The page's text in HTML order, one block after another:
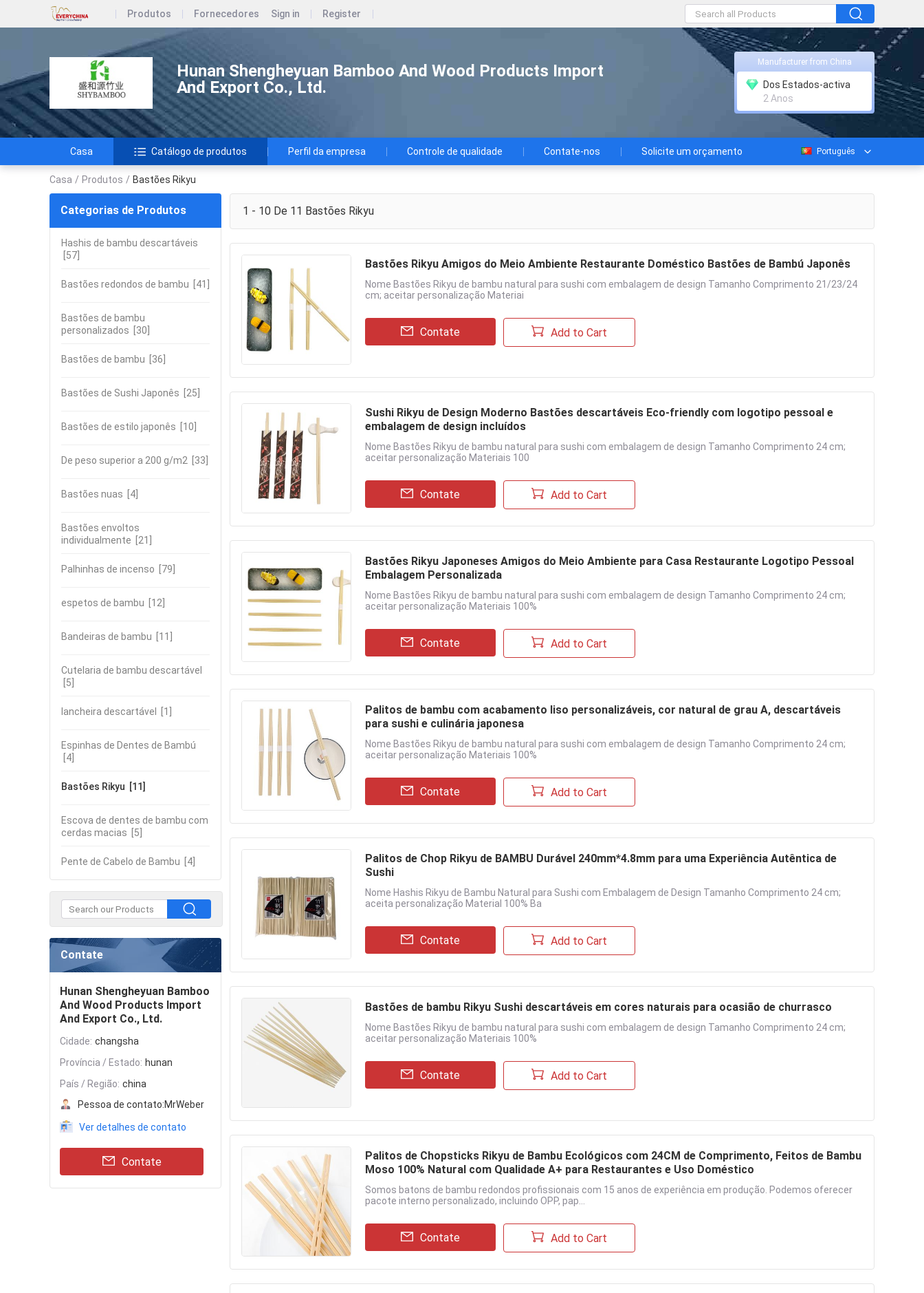
Produtos Fornecedores Sign in Register
Hunan Shengheyuan Bamboo And Wood Products Import
And Export Co., Ltd.
Manufacturer from China
Dos Estados-activa
2 Anos
Casa Catálogo de produtos Perfil da empresa Controle de qualidade Contate-nos Solicite um orçamento Português
Casa / Produtos / Bastões Rikyu
Categorias de Produtos
Hashis de bambu descartáveis
[57]
Bastões redondos de bambu [41]
Bastões de bambu
personalizados [30]
Bastões de bambu [36]
Bastões de Sushi Japonês [25]
Bastões de estilo japonês [10]
De peso superior a 200 g/m2 [33]
Bastões nuas [4]
Bastões envoltos
individualmente [21]
Palhinhas de incenso [79]
espetos de bambu [12]
Bandeiras de bambu [11]
Cutelaria de bambu descartável
[5]
lancheira descartável [1]
Espinhas de Dentes de Bambú
[4]
Bastões Rikyu [11]
Escova de dentes de bambu com
cerdas macias [5]
Pente de Cabelo de Bambu [4]
Contate
Hunan Shengheyuan Bamboo
And Wood Products Import
And Export Co., Ltd.
Cidade: changsha
Província / Estado: hunan
País / Região: china
Pessoa de contato:MrWeber
Ver detalhes de contato
Contate
1 - 10 De 11 Bastões Rikyu
Bastões Rikyu Amigos do Meio Ambiente Restaurante Doméstico Bastões de Bambú Japonês
Nome Bastões Rikyu de bambu natural para sushi com embalagem de design Tamanho Comprimento 21/23/24
cm; aceitar personalização Materiai
Contate Add to Cart
Sushi Rikyu de Design Moderno Bastões descartáveis Eco-friendly com logotipo pessoal e
embalagem de design incluídos
Nome Bastões Rikyu de bambu natural para sushi com embalagem de design Tamanho Comprimento 24 cm;
aceitar personalização Materiais 100
Contate Add to Cart
Bastões Rikyu Japoneses Amigos do Meio Ambiente para Casa Restaurante Logotipo Pessoal
Embalagem Personalizada
Nome Bastões Rikyu de bambu natural para sushi com embalagem de design Tamanho Comprimento 24 cm;
aceitar personalização Materiais 100%
Contate Add to Cart
Palitos de bambu com acabamento liso personalizáveis, cor natural de grau A, descartáveis
para sushi e culinária japonesa
Nome Bastões Rikyu de bambu natural para sushi com embalagem de design Tamanho Comprimento 24 cm;
aceitar personalização Materiais 100%
Contate Add to Cart
Palitos de Chop Rikyu de BAMBU Durável 240mm*4.8mm para uma Experiência Autêntica de
Sushi
Nome Hashis Rikyu de Bambu Natural para Sushi com Embalagem de Design Tamanho Comprimento 24 cm;
aceita personalização Material 100% Ba
Contate Add to Cart
Bastões de bambu Rikyu Sushi descartáveis em cores naturais para ocasião de churrasco
Nome Bastões Rikyu de bambu natural para sushi com embalagem de design Tamanho Comprimento 24 cm;
aceitar personalização Materiais 100%
Contate Add to Cart
Palitos de Chopsticks Rikyu de Bambu Ecológicos com 24CM de Comprimento, Feitos de Bambu
Moso 100% Natural com Qualidade A+ para Restaurantes e Uso Doméstico
Somos batons de bambu redondos profissionais com 15 anos de experiência em produção. Podemos oferecer
pacote interno personalizado, incluindo OPP, pap...
Contate Add to Cart